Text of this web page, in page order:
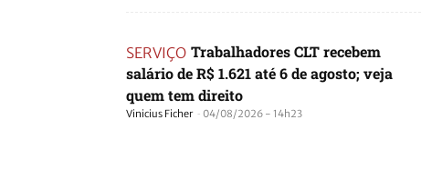
SERVIÇO Trabalhadores CLT recebem
salário de R$ 1.621 até 6 de agosto; veja
quem tem direito
Vinicius Ficher - 04/08/2026 - 14h23